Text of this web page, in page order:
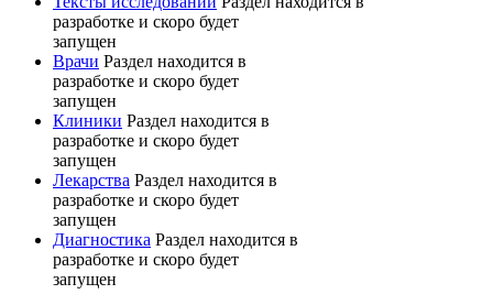
разработке и скоро будет
запущен
Врачи Раздел находится в
разработке и скоро будет
запущен
Клиники Раздел находится в
разработке и скоро будет
запущен
Лекарства Раздел находится в
разработке и скоро будет
запущен
Диагностика Раздел находится в
разработке и скоро будет
запущен